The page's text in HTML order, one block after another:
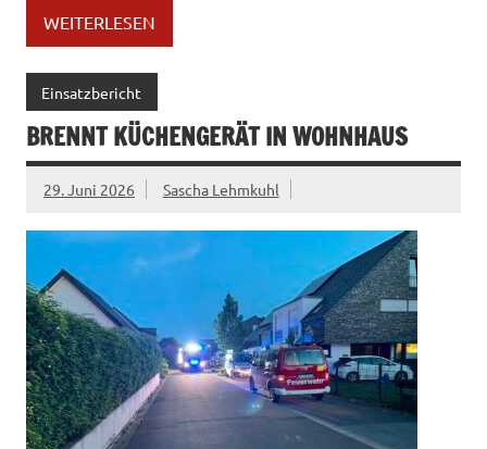
WEITERLESEN
Einsatzbericht
BRENNT KÜCHENGERÄT IN WOHNHAUS
29. Juni 2026 Sascha Lehmkuhl